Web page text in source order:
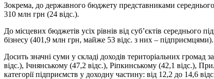
Зокрема, до державного бюджету представниками
310 млн грн (24 відс.).
До місцевих бюджетів усіх рівнів від суб’єктів
бізнесу (401,9 млн грн, майже 53 відс. з них – підприємцями).
Досить значні суми у складі доходів територіальних громад
відс.), Ічнянському (47,2 відс.), Ріпкинському (42,1 відс.),
категорії підприємств у доходну частину: від 12,2 до 14,6